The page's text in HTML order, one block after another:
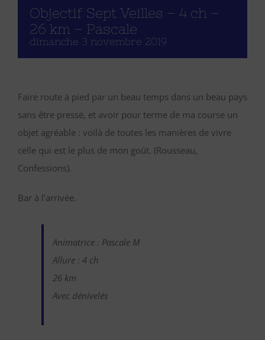
Objectif Sept Veilles – 4 ch –
26 km – Pascale
dimanche 3 novembre 2019
Faire route à pied par un beau temps dans un beau pays
sans être pressé, et avoir pour terme de ma course un
objet agréable : voilà de toutes les manières de vivre
celle qui est le plus de mon goût. (Rousseau,
Confessions).
Bar à l’arrivée.
Animatrice : Pascale M
Allure : 4 ch
26 km
Avec dénivelés